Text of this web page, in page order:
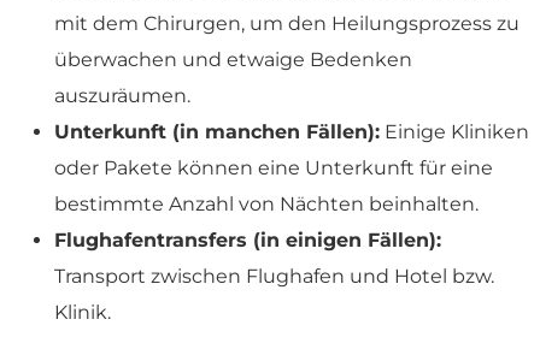
mit dem Chirurgen, um den Heilungsprozess zu
überwachen und etwaige Bedenken
auszuräumen.
Unterkunft (in manchen Fällen): Einige Kliniken
oder Pakete können eine Unterkunft für eine
bestimmte Anzahl von Nächten beinhalten.
Flughafentransfers (in einigen Fällen):
Transport zwischen Flughafen und Hotel bzw.
Klinik.